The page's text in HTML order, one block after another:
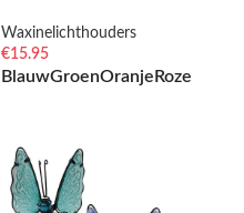
Waxinelichthouders
€15.95
BlauwGroenOranje Roze